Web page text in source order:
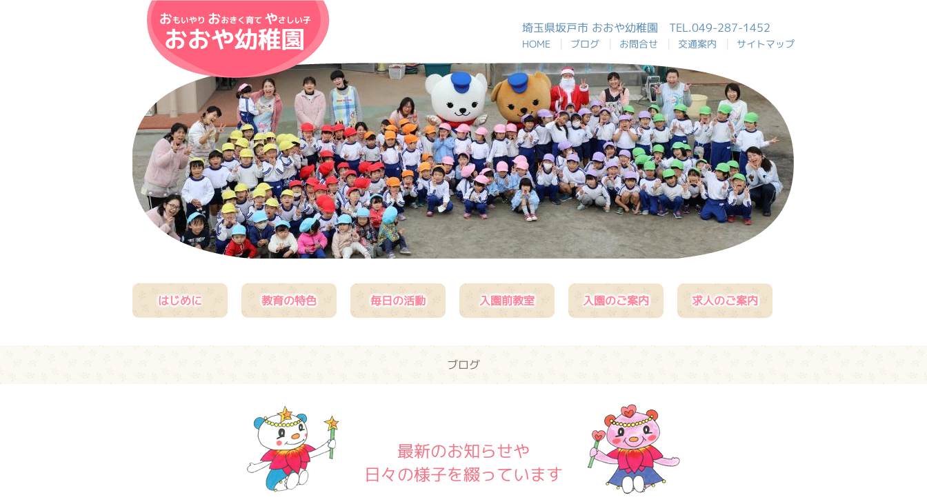
埼玉県坂戸市 おおや幼稚園 TEL.049-287-1452
HOME | ブログ | お問合せ | 交通案内 | サイトマップ
はじめに 教育の特色 毎日の活動 入園前教室 入園のご案内 求人のご案内
ブログ
最新のお知らせや
日々の様子を綴っています